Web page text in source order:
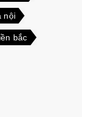
nội
bắc